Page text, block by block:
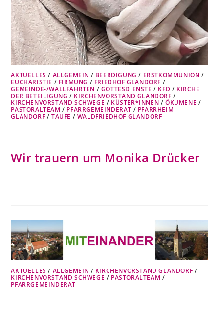
AKTUELLES / ALLGEMEIN / BEERDIGUNG / ERSTKOMMUNION /
EUCHARISTIE / FIRMUNG / FRIEDHOF GLANDORF /
GEMEINDE-/WALLFAHRTEN / GOTTESDIENSTE / KFD / KIRCHE
DER BETEILIGUNG / KIRCHENVORSTAND GLANDORF /
KIRCHENVORSTAND SCHWEGE / KÜSTER*INNEN /ÖKUMENE /
PASTORALTEAM / PFARRGEMEINDERAT / PFARRHEIM
GLANDORF /TAUFE / WALDFRIEDHOF GLANDORF
Wir trauern um Monika Drücker
AKTUELLES / ALLGEMEIN / KIRCHENVORSTAND GLANDORF /
KIRCHENVORSTAND SCHWEGE / PASTORALTEAM /
PFARRGEMEINDERAT